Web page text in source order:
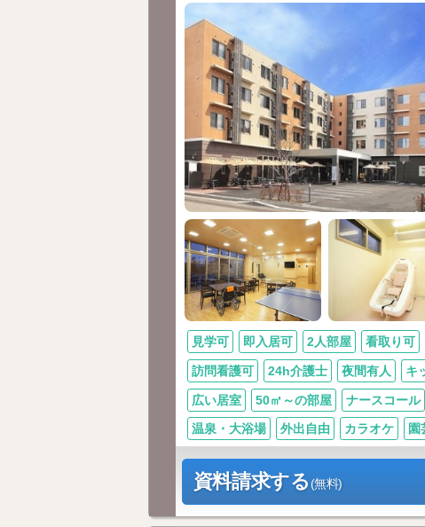
見学可 即入居可 2人部屋 看取り可
訪問看護可 24h介護士 夜間有人 キ
広い居室 50㎡～の部屋 ナースコール
温泉・大浴場 外出自由 カラオケ 園
資料請求する(無料)